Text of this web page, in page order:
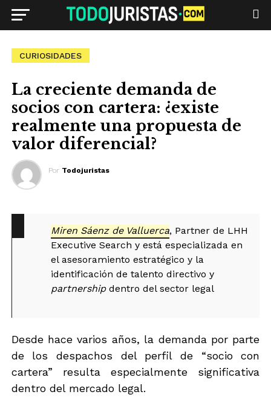
CURIOSIDADES
La creciente demanda de
socios con cartera: ¿existe
realmente una propuesta de
valor diferencial?
Por Todojuristas
Miren Sáenz de Valluerca, Partner de LHH
Executive Search y está especializada en
el asesoramiento estratégico y la
identificación de talento directivo y
partnershipdentro del sector legal
Desde hace varios años, la demanda por parte
de los despachos del perfil de “socio con
cartera” resulta especialmente significativa
dentro del mercado legal.